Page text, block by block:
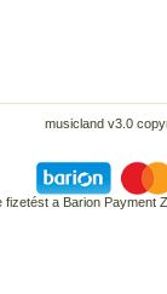
musicland v3.0
fizetést a Barion Payment